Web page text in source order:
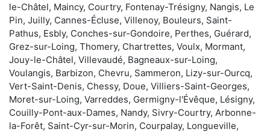
le-Châtel, Maincy, Courtry, Fontenay-Trésigny, Nangis, Le
Pin, Juilly, Cannes-Écluse, Villenoy, Bouleurs, Saint-
Pathus, Esbly, Conches-sur-Gondoire, Perthes, Guérard,
Grez-sur-Loing, Thomery, Chartrettes, Voulx, Mormant,
Jouy-le-Châtel, Villevaudé, Bagneaux-sur-Loing,
Voulangis, Barbizon, Chevru, Sammeron, Lizy-sur-Ourcq,
Vert-Saint-Denis, Chessy, Doue, Villiers-Saint-Georges,
Moret-sur-Loing, Varreddes, Germigny-l'Évêque, Lésigny,
Couilly-Pont-aux-Dames, Nandy, Sivry-Courtry, Arbonne-
la-Forêt, Saint-Cyr-sur-Morin, Courpalay, Longueville,